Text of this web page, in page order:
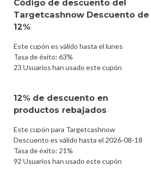
Código de descuento del
Targetcashnow Descuento de
12%
Este cupón es válido hasta el lunes
Tasa de éxito: 63%
23 Usuarios han usado este cupón
12% de descuento en
productos rebajados
Este cupón para Targetcashnow
Descuento es válido hasta el 2026-08-18
Tasa de éxito: 21%
92 Usuarios han usado este cupón